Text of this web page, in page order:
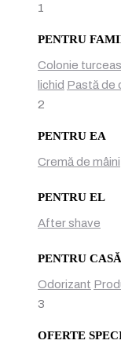
1
PENTRU
Colonie
lichid Pastă de
2
PENTRU EA
Cremă de mâini
PENTRU EL
After shave
PENTRU CASĂ
Odorizant
3
OFERTE